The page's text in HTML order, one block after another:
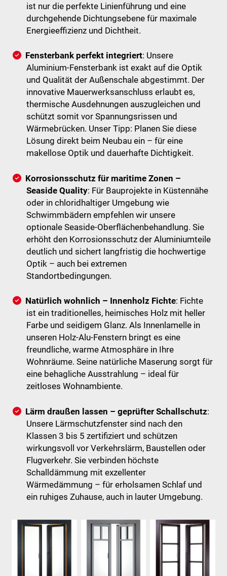
ist nur die perfekte Linienführung und eine
durchgehende Dichtungsebene für maximale
Energieeffizienz und Dichtheit.
Fensterbank perfekt integriert: Unsere
Aluminium-Fensterbank ist exakt auf die Optik
und Qualität der Außenschale abgestimmt. Der
innovative Mauerwerksanschluss erlaubt es,
thermische Ausdehnungen auszugleichen und
schützt somit vor Spannungsrissen und
Wärmebrücken. Unser Tipp: Planen Sie diese
Lösung direkt beim Neubau ein – für eine
makellose Optik und dauerhafte Dichtigkeit.
Korrosionsschutz für maritime Zonen –
Seaside Quality: Für Bauprojekte in Küstennähe
oder in chloridhaltiger Umgebung wie
Schwimmbädern empfehlen wir unsere
optionale Seaside-Oberflächenbehandlung. Sie
erhöht den Korrosionsschutz der Aluminiumteile
deutlich und sichert langfristig die hochwertige
Optik – auch bei extremen
Standortbedingungen.
Natürlich wohnlich – Innenholz Fichte: Fichte
ist ein traditionelles, heimisches Holz mit heller
Farbe und seidigem Glanz. Als Innenlamelle in
unseren Holz-Alu-Fenstern bringt es eine
freundliche, warme Atmosphäre in Ihre
Wohnräume. Seine natürliche Maserung sorgt für
eine behagliche Ausstrahlung – ideal für
zeitloses Wohnambiente.
Lärm draußen lassen – geprüfter Schallschutz:
Unsere Lärmschutzfenster sind nach den
Klassen 3 bis 5 zertifiziert und schützen
wirkungsvoll vor Verkehrslärm, Baustellen oder
Flugverkehr. Sie verbinden höchste
Schalldämmung mit exzellenter
Wärmedämmung – für erholsamen Schlaf und
ein ruhiges Zuhause, auch in lauter Umgebung.